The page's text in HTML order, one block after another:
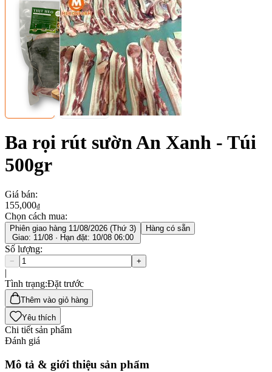
Ba rọi rút sườn An Xanh - Túi
500gr
Giá bán:
155,000₫
Chọn cách mua:
Phiên giao hàng 11/08/2026 (Thứ 3)
Giao: 11/08 · Hạn đặt: 10/08 06:00
Hàng có sẵn
Số lượng:
− +
|
Tình trạng:Đặt trước
Thêm vào giỏ hàng
Yêu thích
Chi tiết sản phẩm
Đánh giá
Mô tả & giới thiệu sản phẩm